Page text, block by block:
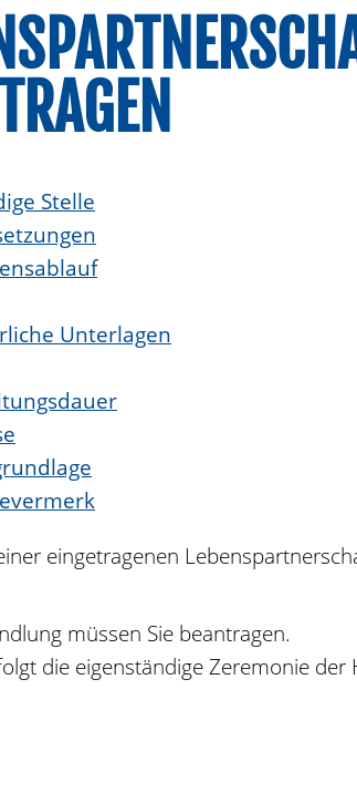
Stelle
Unterlagen
eingetragenen
müssen Sie beantragen.
die eigenständige Zeremonie